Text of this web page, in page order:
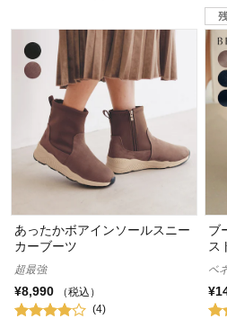
あったかボアインソールスニー
カーブーツ
超最強
¥8,990
（税込）
(4)
ブ
ス
ベ